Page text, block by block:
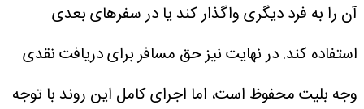
آن را به فرد دیگری واگذار کند یا در سفرهای بعدی
استفاده کند. در نهایت نیز حق مسافر برای دریافت نقدی
وجه بلیت محفوظ است، اما اجرای کامل این روند با توجه